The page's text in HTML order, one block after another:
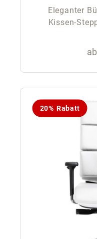
Eleganter
Kissen-
ab
20% Rabatt